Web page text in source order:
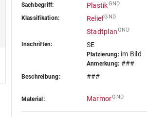
Sachbegriff: PlastikGND
Klassifikation: ReliefGND
StadtplanGND
Inschriften: SE
Platzierung:im Bild
Anmerkung: ###
Beschreibung: ###
Material: MarmorGND